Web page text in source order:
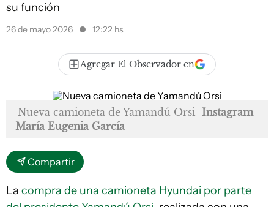
su función
26 de mayo 2026 12:22 hs
Agregar El Observador en
Nueva camioneta de Yamandú Orsi Instagram
María Eugenia García
Compartir
La compra de una camioneta Hyundai por parte